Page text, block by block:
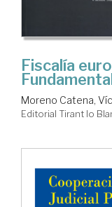
Fiscalía
Moreno Catena,
Editorial Tirant lo